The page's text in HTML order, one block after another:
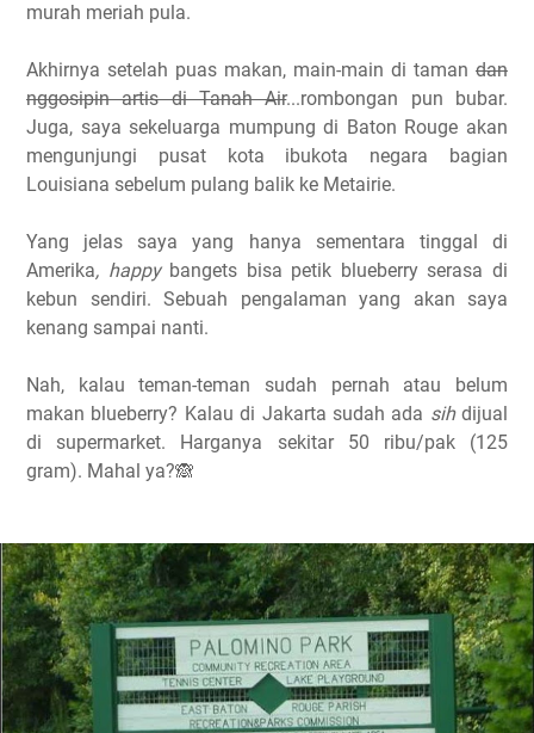
murah meriah pula.
Akhirnya setelah puas makan, main-main di taman dan
nggosipin artis di Tanah Air...rombongan pun bubar.
Juga, saya sekeluarga mumpung di Baton Rouge akan
mengunjungi pusat kota ibukota negara bagian
Louisiana sebelum pulang balik ke Metairie.
Yang jelas saya yang hanya sementara tinggal di
Amerika, happybangets bisa petik blueberry serasa di
kebun sendiri. Sebuah pengalaman yang akan saya
kenang sampai nanti.
Nah, kalau teman-teman sudah pernah atau belum
makan blueberry? Kalau di Jakarta sudah ada sihdijual
di supermarket. Harganya sekitar 50 ribu/pak (125
gram). Mahal ya?🙈